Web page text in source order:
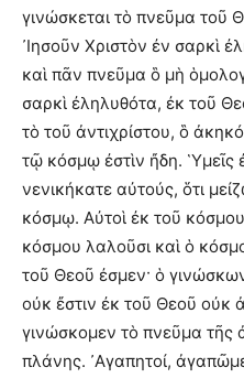
γινώσκεται τὸ πνεῦμα τοῦ
᾽Ιησοῦν Χριστὸν ἐν σαρκὶ
καὶ πᾶν πνεῦμα ὃ μὴ
σαρκὶ ἐληλυθότα, ἐκ τοῦ
τὸ τοῦ ἀντιχρίστου, ὃ
τῷ κόσμῳ ἐστὶν ἤδη. ῾Υμεῖς
νενικήκατε αὐτούς, ὅτι
κόσμῳ. Αὐτοὶ ἐκ τοῦ κόσμου
κόσμου λαλοῦσι καὶ ὁ
τοῦ Θεοῦ ἐσμεν· ὁ
οὐκ ἔστιν ἐκ τοῦ Θεοῦ οὐκ
γινώσκομεν τὸ πνεῦμα τῆς
πλάνης. ᾽Αγαπητοί,